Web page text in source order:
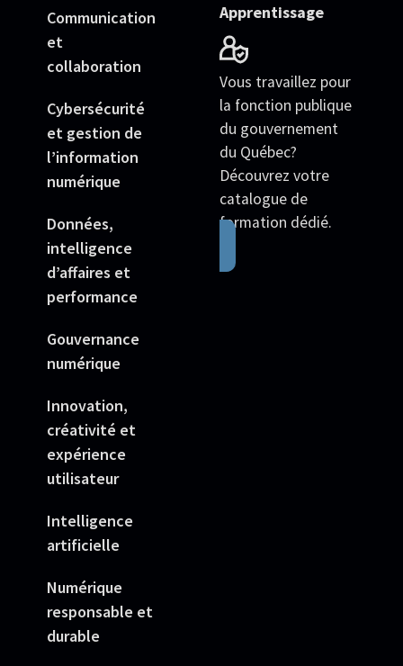
Communication
et
collaboration
Cybersécurité
et gestion de
l’information
numérique
Données,
intelligence
d’affaires et
performance
Gouvernance
numérique
Innovation,
créativité et
expérience
utilisateur
Intelligence
artificielle
Numérique
responsable et
durable
Apprentissage
Vous travaillez pour
la fonction publique
du gouvernement
du Québec?
Découvrez votre
catalogue de
formation dédié.